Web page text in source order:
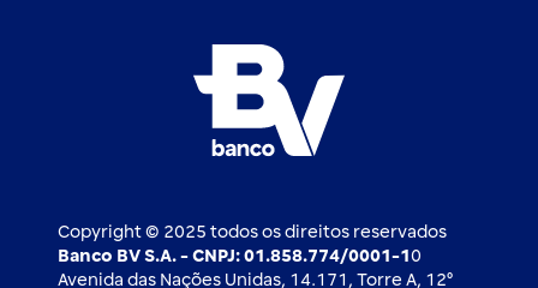
Câmbio e Comércio exterior
Notícias Econômicas
Copyright © 2025 todos os direitos reservados
Banco BV S.A. - CNPJ: 01.858.774/0001-10
Avenida das Nações Unidas, 14.171, Torre A, 12⁰